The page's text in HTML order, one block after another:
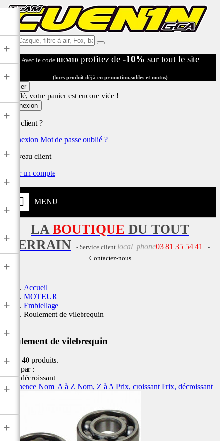
Ex:
Casque,
filtre
air,
Fox,
...
Avec le code REM10 profitez de -10% sur tout le site
(hors produit déjà en promotion,soldes et motos)
Panier
Désolé, votre panier est encore vide !
Connexion
Déjà client ?
Connexion Mot de passe oublié ?
Nouveau client
Créer un compte
MENU
+
+
+
+
+
+
+
+
+
+
+
+
+
LA BOUTIQUE DU TOUT
TERRAIN
- Service client local_phone03 81 35 54 41
-
Contactez-nous
Accueil
MOTEUR
Embiellage
Roulement de vilebrequin
Roulement de vilebrequin
Il y a 40 produits.
Trier par :
Prix, décroissant
Pertinence Nom, A à Z Nom, Z à A Prix, croissant Prix, décroissant